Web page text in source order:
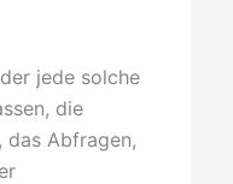
jede solche
die
das Abfragen,